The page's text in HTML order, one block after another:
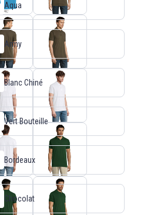
Aqua
Army
Blanc Chiné
Vert Bouteille
Bordeaux
Chocolat